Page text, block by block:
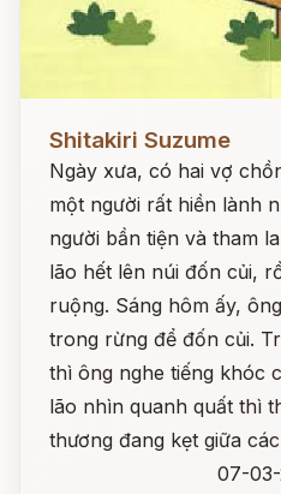
Shitakiri Suzume
Ngày xưa, có hai vợ
một người rất hiền lành
người bần tiện và tham
lão hết lên núi đốn củi,
ruộng. Sáng hôm ấy,
trong rừng để đốn củi.
thì ông nghe tiếng khóc
lão nhìn quanh quất thì
thương đang kẹt giữa
07-03-